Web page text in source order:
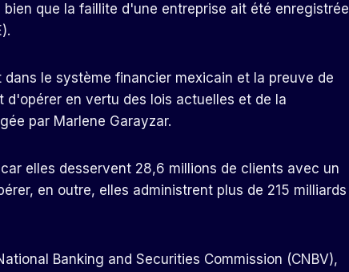
que la faillite d'une entreprise ait été enregistrée
le système financier mexicain et la preuve de
en vertu des lois actuelles et de la
par Marlene Garayzar.
elles desservent 28,6 millions de clients avec un
en outre, elles administrent plus de 215 milliards
Banking and Securities Commission (CNBV),